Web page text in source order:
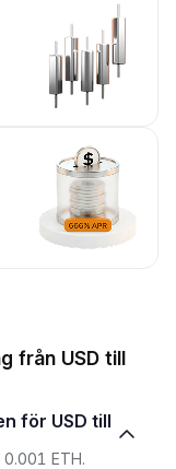
från USD till
ETH.